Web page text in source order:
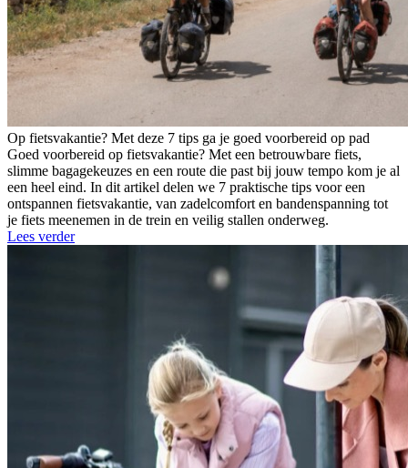
Op fietsvakantie? Met deze 7 tips ga je goed voorbereid op pad
Goed voorbereid op fietsvakantie? Met een betrouwbare fiets,
slimme bagagekeuzes en een route die past bij jouw tempo kom je al
een heel eind. In dit artikel delen we 7 praktische tips voor een
ontspannen fietsvakantie, van zadelcomfort en bandenspanning tot
je fiets meenemen in de trein en veilig stallen onderweg.
Lees verder